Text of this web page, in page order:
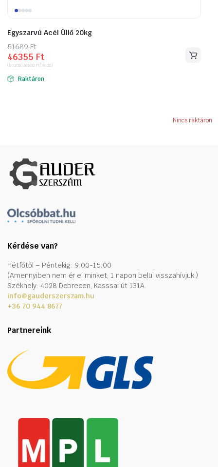
Egyszarvú Acél Üllő 20kg
51689Ft
Original
price
was:
51689 Ft.
46355 Ft
Current
price
is:
46355 Ft.
(bruttó)36500 Ft(nettó)
Raktáron
Nincs raktáron
Kérdése van?
Hétfőtől – Péntekig: 9:00-15:00
(Amennyiben nem ér el minket, 1 napon belül visszahívjuk.)
Székhely: 4028 Debrecen, Kasssai út 131A.
info@gauderszerszam.hu
+36 70 944 8677
Partnereink